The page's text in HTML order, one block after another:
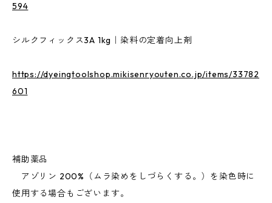
594
シルクフィックス3A 1kg｜染料の定着向上剤
https://dyeingtoolshop.mikisenryouten.co.jp/items/33782
601
補助薬品
アゾリン 200%（ムラ染めをしづらくする。）を染色時に
使用する場合もございます。